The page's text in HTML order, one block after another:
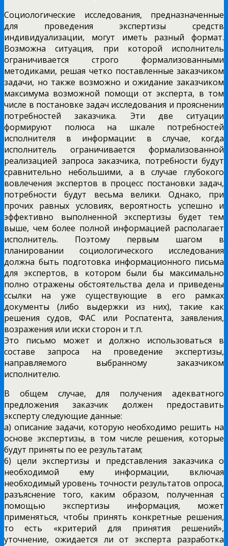
Социологические исследования, предназначенные
для проведения экспертизы средств
индивидуализации, могут иметь разный формат.
Возможна ситуация, при которой исполнитель
ограничивается строго формализованными
методиками, решая четко поставленные заказчиком
задачи, но также возможно и ожидание заказчиком
максимума возможной помощи от эксперта, в том
числе в постановке задач исследования и прояснении
потребностей заказчика. Эти две ситуации
формируют полюса на шкале потребностей
исполнителя в информации: в случае, когда
исполнитель ограничивается формализованной
реализацией запроса заказчика, потребности будут
сравнительно небольшими, а в случае глубокого
вовлечения экспертов в процесс постановки задач,
потребности будут весьма велики. Однако, при
прочих равных условиях, вероятность успешно и
эффективно выполненной экспертизы будет тем
выше, чем более полной информацией располагает
исполнитель. Поэтому первым шагом в
планировании социологического исследования
должна быть подготовка информационного письма
для экспертов, в котором были бы максимально
полно отражены обстоятельства дела и приведены
ссылки на уже существующие в его рамках
документы (либо выдержки из них), такие как
решения судов, ФАС или Роспатента, заявления,
возражения или иски сторон и т.п.
Это письмо может и должно использоваться в
составе запроса на проведение экспертизы,
направляемого выбранному заказчиком
исполнителю.
В общем случае, для получения адекватного
предложения заказчик должен предоставить
эксперту следующие данные:
а) описание задачи, которую необходимо решить на
основе экспертизы, в том числе решения, которые
будут приняты по ее результатам;
6) цели экспертизы и представления заказчика о
необходимой ему информации, включая
необходимый уровень точности результатов опроса,
разъяснение того, каким образом, полученная с
помощью экспертизы информация, может
применяться, чтобы принять конкретные решения,
то есть «критерий для принятия решений»,
уточнение, ожидается ли от эксперта разработка